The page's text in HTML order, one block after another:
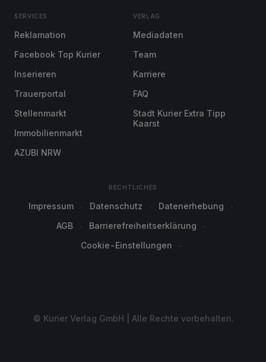
SERVICES
Reklamation
Facebook Top Kurier
Inserieren
Trauerportal
Stellenmarkt
Immobilienmarkt
AZUBI NRW
VERLAG
Mediadaten
Team
Karriere
FAQ
Stadt Kurier Extra Tipp
Kaarst
RECHTLICHES
Impressum Datenschutz
Datenerhebung
AGB
Barrierefreiheitserklärung
Cookie-Einstellungen
© Kurier Verlag GmbH | Alle Rechte vorbehalten.